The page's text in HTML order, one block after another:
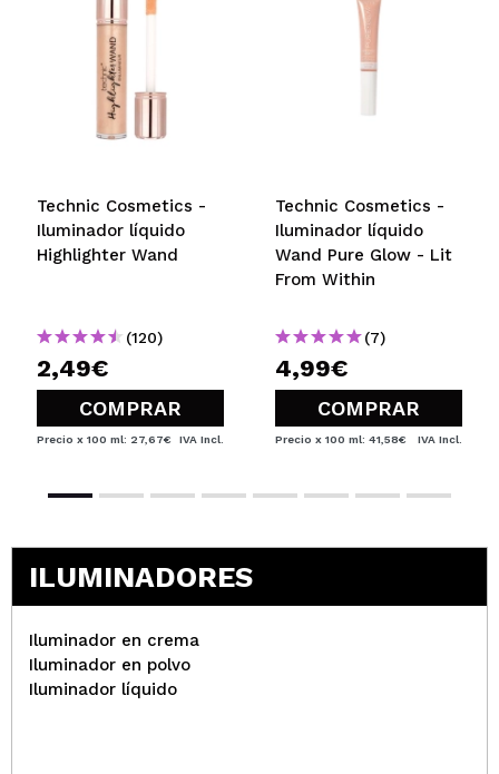
Technic Cosmetics -
Iluminador líquido
Highlighter Wand
(120)
2,49€
COMPRAR
Precio x 100 ml: 27,67€ IVA Incl.
Technic Cosmetics -
Iluminador líquido
Wand Pure Glow - Lit
From Within
(7)
4,99€
COMPRAR
Precio x 100 ml: 41,58€ IVA Incl.
ILUMINADORES
Iluminador en crema
Iluminador en polvo
Iluminador líquido